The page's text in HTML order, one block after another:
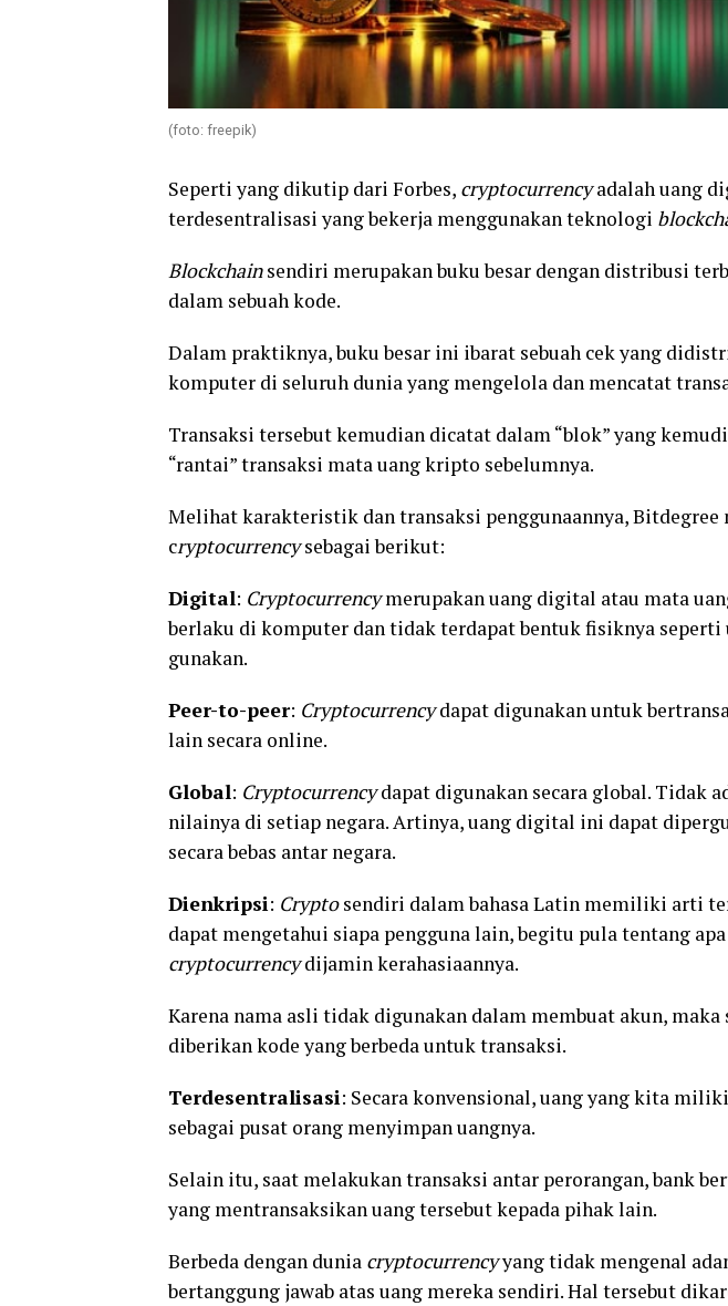
(foto: freepik)
Seperti yang dikutip dari Forbes, cryptocurrencyadalah uang
terdesentralisasi yang bekerja menggunakan teknologi
Blockchainsendiri merupakan buku besar dengan distribusi
dalam sebuah kode.
Dalam praktiknya, buku besar ini ibarat sebuah cek yang
komputer di seluruh dunia yang mengelola dan mencatat
Transaksi tersebut kemudian dicatat dalam “blok” yang
“rantai” transaksi mata uang kripto sebelumnya.
Melihat karakteristik dan transaksi penggunaannya,
cryptocurrencysebagai berikut:
Digital: Cryptocurrencymerupakan uang digital atau mata
berlaku di komputer dan tidak terdapat bentuk fisiknya
gunakan.
Peer-to-peer: Cryptocurrencydapat digunakan untuk
lain secara online.
Global: Cryptocurrencydapat digunakan secara global. Tidak
nilainya di setiap negara. Artinya, uang digital ini dapat
secara bebas antar negara.
Dienkripsi: Cryptosendiri dalam bahasa Latin memiliki arti
dapat mengetahui siapa pengguna lain, begitu pula tentang
cryptocurrencydijamin kerahasiaannya.
Karena nama asli tidak digunakan dalam membuat akun, maka
diberikan kode yang berbeda untuk transaksi.
Terdesentralisasi: Secara konvensional, uang yang kita
sebagai pusat orang menyimpan uangnya.
Selain itu, saat melakukan transaksi antar perorangan, bank
yang mentransaksikan uang tersebut kepada pihak lain.
Berbeda dengan dunia cryptocurrencyyang tidak mengenal
bertanggung jawab atas uang mereka sendiri. Hal tersebut